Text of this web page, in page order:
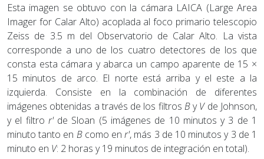
Esta imagen se obtuvo con la cámara LAICA (Large Area
Imager for Calar Alto) acoplada al foco primario telescopio
Zeiss de 3.5 m del Observatorio de Calar Alto. La vista
corresponde a uno de los cuatro detectores de los que
consta esta cámara y abarca un campo aparente de 15 ×
15 minutos de arco. El norte está arriba y el este a la
izquierda. Consiste en la combinación de diferentes
imágenes obtenidas a través de los filtros ByVde Johnson,
y el filtro r'de Sloan (5 imágenes de 10 minutos y 3 de 1
minuto tanto en Bcomo enr', más 3 de 10 minutos y 3 de 1
minuto en V: 2 horas y 19 minutos de integración en total).